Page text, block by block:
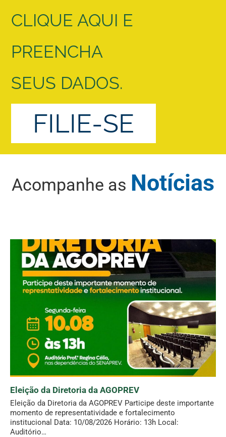
CLIQUE AQUI E
PREENCHA
SEUS DADOS.
FILIE-SE
Acompanhe as Notícias
Eleição da Diretoria da AGOPREV
Eleição da Diretoria da AGOPREV Participe deste importante
momento de representatividade e fortalecimento
institucional Data: 10/08/2026 Horário: 13h Local:
Auditório…